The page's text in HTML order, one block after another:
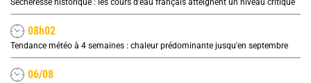
08h02
Tendance météo à 4 semaines : chaleur prédominante jusqu'en septembre
06/08